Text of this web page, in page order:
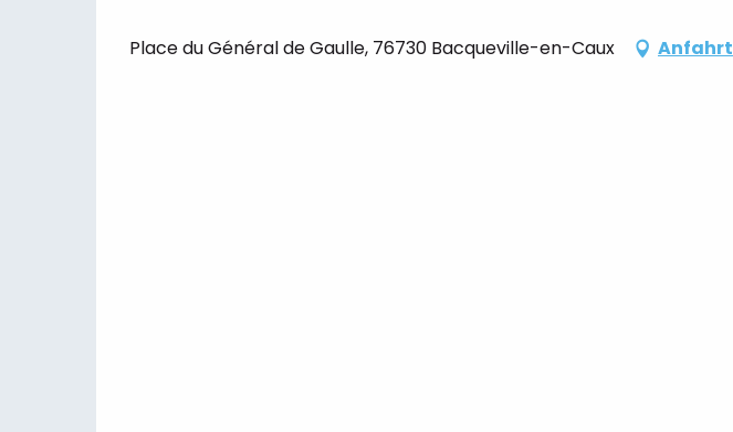
Place du Général de Gaulle, 76730 Bacqueville-en-Caux Anfahrt